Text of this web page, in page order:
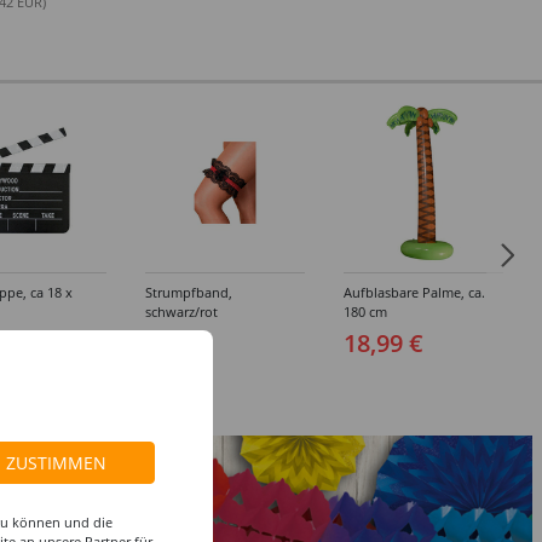
ca 18 x
Strumpfband,
schwarz/rot
4,99 €
Aufblasbare Palme, ca.
180 cm
18,99 €
ZUSTIMMEN
können und die